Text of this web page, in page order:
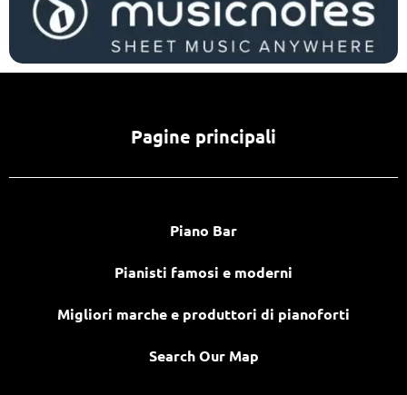
Pagine principali
Piano Bar
Pianisti famosi e moderni
Migliori marche e produttori di pianoforti
Search Our Map